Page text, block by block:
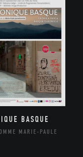
BASQUE
MARIE-PAULE